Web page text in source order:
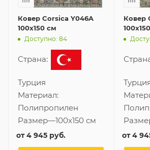
Ковер Corsica Y046A
100x150 см
Доступно: 84
Страна:
Турция
Материал:
Полипропилен
Размер—100x150 см
от4 945 руб.
Ковер
от4